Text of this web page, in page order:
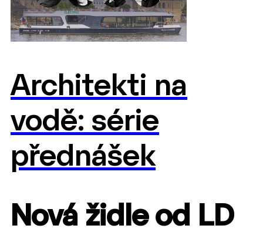
Architekti na
vodě: série
přednášek
Nová židle od LD